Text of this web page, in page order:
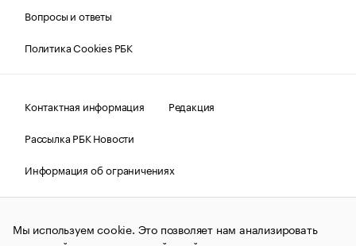
Вопросы и ответы
Политика Cookies РБК
Контактная информация
Редакция
Рассылка РБК Новости
Информация об ограничениях
Правовая информация
О соблюдении авторских прав
© АО «РОСБИЗНЕСКОНСАЛТИНГ»,1995–2026.Сообщения
Мы используем cookie. Это позволяет нам анализировать